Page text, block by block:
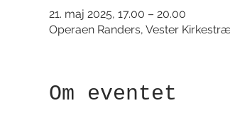
21. maj 2025, 17.00 – 20.00
Operaen Randers, Vester
Om eventet